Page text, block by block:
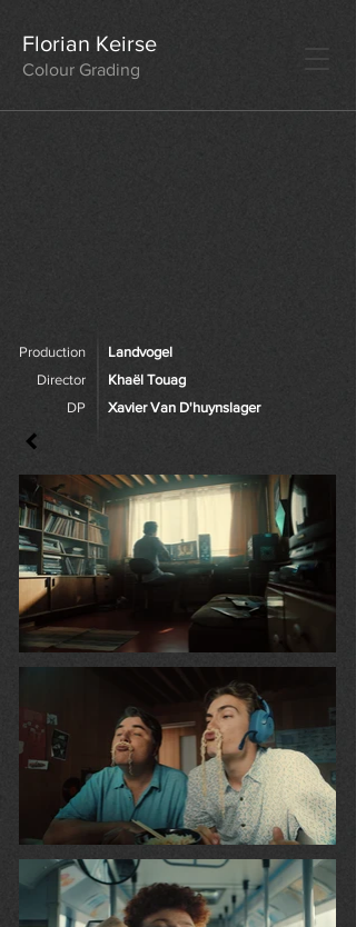
Florian Keirse
Colour Grading
Production
Landvogel
Director
Khaël Touag
DP
Xavier Van D'huynslager